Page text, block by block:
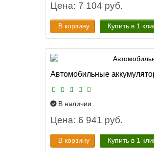
Цена: 7 104 руб.
В корзину Купить в 1
Автомобильные
В наличии
Цена: 6 941 руб.
В корзину Купить в 1